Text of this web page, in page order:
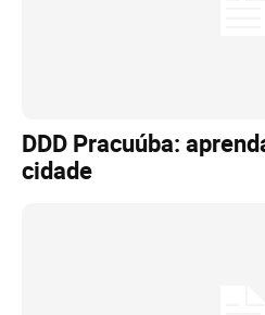
DDD Pracuúba:
cidade